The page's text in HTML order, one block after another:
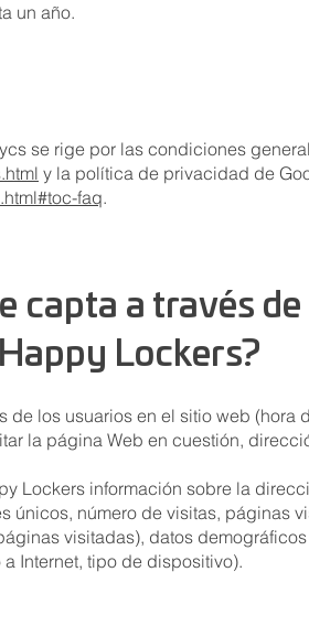
un año.
se rige por las condiciones
y la política de privacidad de
faq.
capta a través
Lockers?
los usuarios en el sitio web (hora
la página Web en cuestión,
Lockers información sobre la
únicos, número de visitas, páginas
visitadas), datos
Internet, tipo de dispositivo).